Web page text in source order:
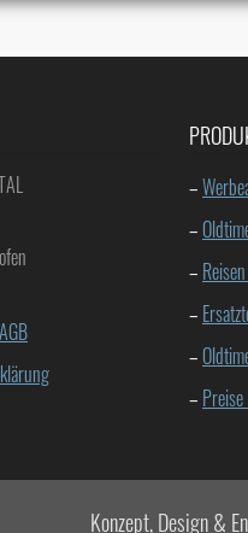
AGB
–
–
–
–
–
–
Konzept, Design &